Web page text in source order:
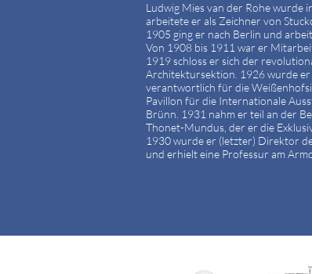
Ludwig Mies van der Rohe wurde
arbeitete er als Zeichner von
1905 ging er nach Berlin und
Von 1908 bis 1911 war er
1919 schloss er sich der
Architektursektion. 1926 wurde
verantwortlich für die
Pavillon für die Internationale
Brünn. 1931 nahm er teil an der
Thonet-Mundus, der er die
1930 wurde er (letzter) Direktor
und erhielt eine Professur am